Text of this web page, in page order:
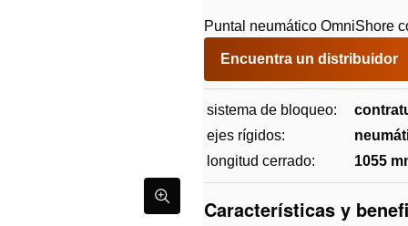
Puntal neumático OmniShore
Encuentra un distribuidor
sistema de bloqueo:
ejes rígidos:
longitud cerrado:
1055
Características y